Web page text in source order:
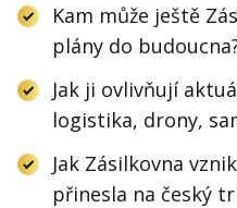
Kam může ještě
plány do
Jak ji ovlivňují
logistika, drony,
Jak Zásilkovna
přinesla na český